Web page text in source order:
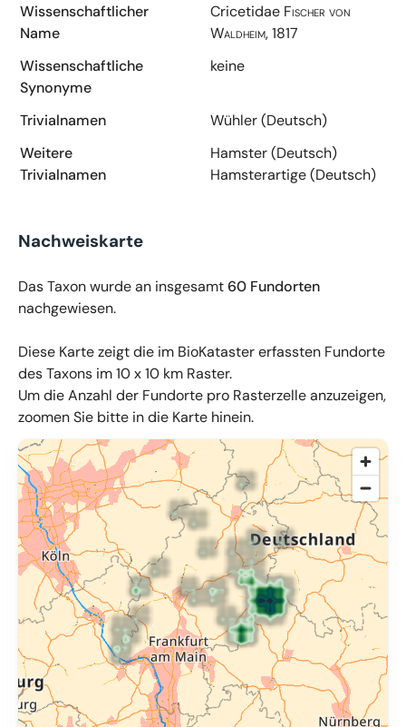
Wissenschaftlicher
Name
Cricetidae Fischer von
Waldheim, 1817
Wissenschaftliche
Synonyme
keine
Trivialnamen
Wühler (Deutsch)
Weitere
Trivialnamen
Hamster (Deutsch)
Hamsterartige (Deutsch)
Nachweiskarte
Das Taxon wurde an insgesamt60 Fundorten
nachgewiesen.
Diese Karte zeigt die im BioKataster erfassten Fundorte
des Taxons im 10 x 10 km Raster.
Um die Anzahl der Fundorte pro Rasterzelle anzuzeigen,
zoomen Sie bitte in die Karte hinein.
© OpenMapTiles, OpenStreetMap , 34u GmbH